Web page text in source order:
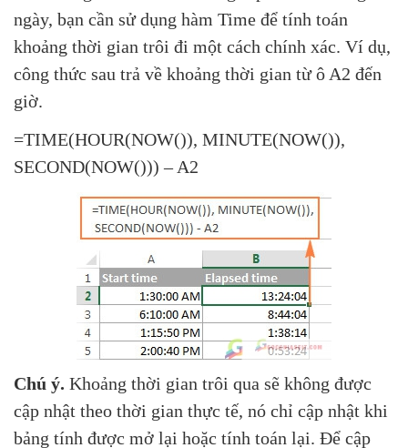
ngày, bạn cần sử dụng hàm Time để tính toán
khoảng thời gian trôi đi một cách chính xác. Ví dụ,
công thức sau trả về khoảng thời gian từ ô A2 đến
giờ.
=TIME(HOUR(NOW()), MINUTE(NOW()),
SECOND(NOW())) – A2
Chú ý. Khoảng thời gian trôi qua sẽ không được
cập nhật theo thời gian thực tế, nó chỉ cập nhật khi
bảng tính được mở lại hoặc tính toán lại. Để cập